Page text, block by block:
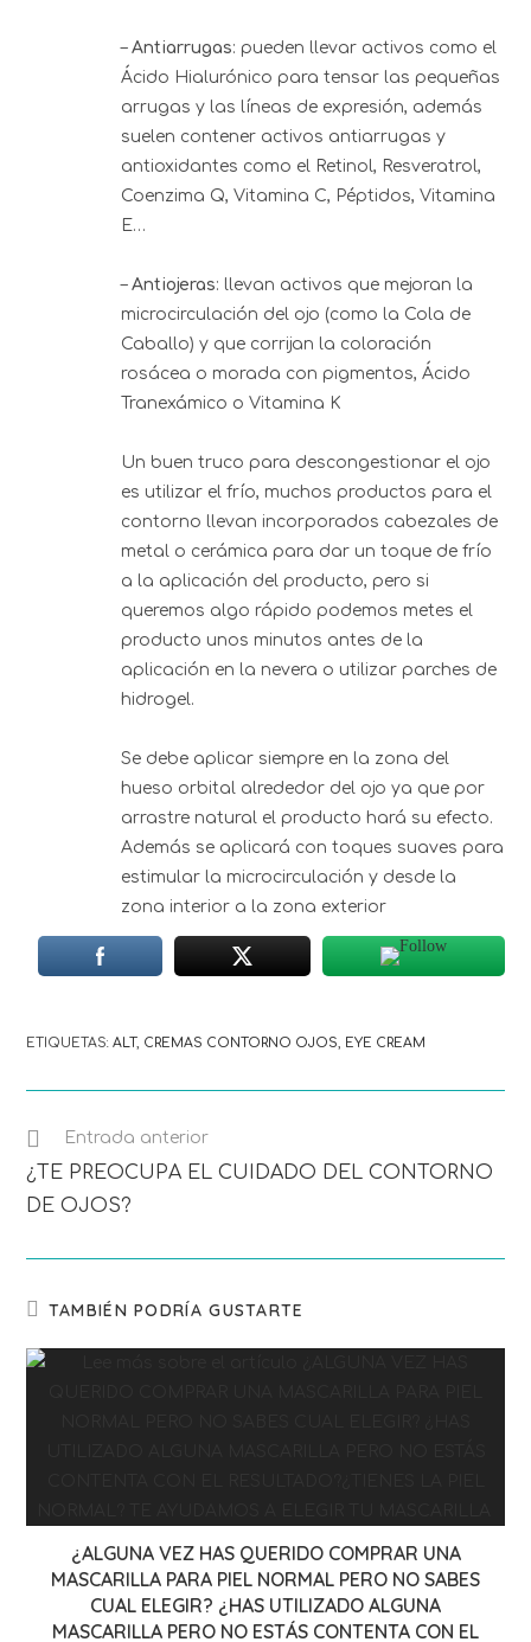
–Antiarrugas: pueden llevar activos como el
Ácido Hialurónico para tensar las pequeñas
arrugas y las líneas de expresión, además
suelen contener activos antiarrugas y
antioxidantes como el Retinol, Resveratrol,
Coenzima Q, Vitamina C, Péptidos, Vitamina
E…
–Antiojeras: llevan activos que mejoran la
microcirculación del ojo (como la Cola de
Caballo) y que corrijan la coloración
rosácea o morada con pigmentos, Ácido
Tranexámico o Vitamina K
Un buen truco para descongestionar el ojo
es utilizar el frío, muchos productos para el
contorno llevan incorporados cabezales de
metal o cerámica para dar un toque de frío
a la aplicación del producto, pero si
queremos algo rápido podemos metes el
producto unos minutos antes de la
aplicación en la nevera o utilizar parches de
hidrogel.
Se debe aplicar siempre en la zona del
hueso orbital alrededor del ojo ya que por
arrastre natural el producto hará su efecto.
Además se aplicará con toques suaves para
estimular la microcirculación y desde la
zona interior a la zona exterior
ETIQUETAS:ALT, CREMAS CONTORNO OJOS, EYE CREAM
Entrada anterior
¿TE PREOCUPA EL CUIDADO DEL CONTORNO
DE OJOS?
TAMBIÉN PODRÍA GUSTARTE
¿ALGUNA VEZ HAS QUERIDO COMPRAR UNA
MASCARILLA PARA PIEL NORMAL PERO NO SABES
CUAL ELEGIR? ¿HAS UTILIZADO ALGUNA
MASCARILLA PERO NO ESTÁS CONTENTA CON EL